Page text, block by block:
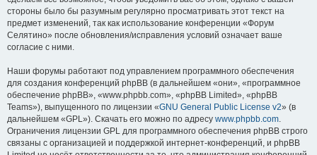
стороны было бы разумным регулярно просматривать этот текст на
предмет изменений, так как использование конференции «Форум
Селятино» после обновления/исправления условий означает ваше
согласие с ними.
Наши форумы работают под управлением программного обеспечения
для создания конференций phpBB (в дальнейшем «они», «программное
обеспечение phpBB», «www.phpbb.com», «phpBB Limited», «phpBB
Teams»), выпущенного по лицензии «GNU General Public License v2» (в
дальнейшем «GPL»). Скачать его можно по адресу www.phpbb.com.
Ограничения лицензии GPL для программного обеспечения phpBB строго
связаны с организацией и поддержкой интернет-конференций, и phpBB